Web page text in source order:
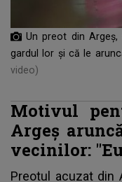
Un preot din
gardul lor și că le
video)
Motivul
Argeș
vecinilor:
Preotul acuzat din